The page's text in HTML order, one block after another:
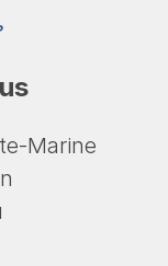
Marine